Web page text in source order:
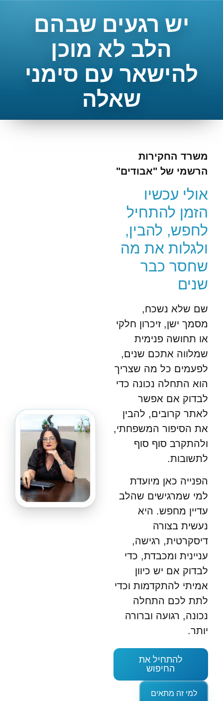
יש רגעים שבהם
הלב לא מוכן
להישאר עם סימני
שאלה
משרד החקירות
הרשמי של "אבודים"
אולי עכשיו
הזמן להתחיל
לחפש, להבין,
ולגלות את מה
שחסר כבר
שנים
שם שלא נשכח,
מסמך ישן, זיכרון חלקי
או תחושה פנימית
שמלווה אתכם שנים,
לפעמים כל מה שצריך
הוא התחלה נכונה כדי
לבדוק אם אפשר
לאתר קרובים, להבין
את הסיפור המשפחתי,
ולהתקרב סוף סוף
לתשובות.
הפנייה כאן מיועדת
למי שמרגישים שהלב
עדיין מחפש. היא
נעשית בצורה
דיסקרטית, רגישה,
עניינית ומכבדת, כדי
לבדוק אם יש כיוון
אמיתי להתקדמות וכדי
לתת לכם התחלה
נכונה, רגועה וברורה
יותר.
להתחיל את
החיפוש
למי זה מתאים